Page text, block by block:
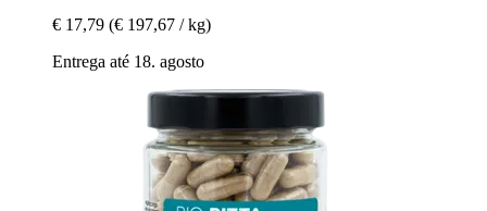
€ 17,79 (€ 197,67 / kg)
Entrega até 18. agosto